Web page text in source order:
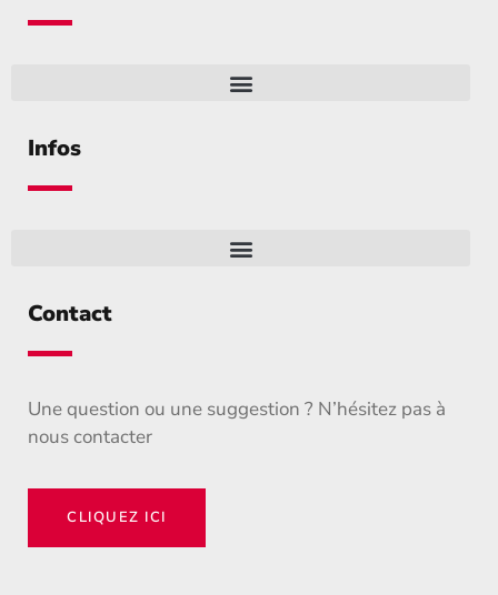
Infos
Contact
Une question ou une suggestion ? N’hésitez pas à
nous contacter
CLIQUEZ ICI